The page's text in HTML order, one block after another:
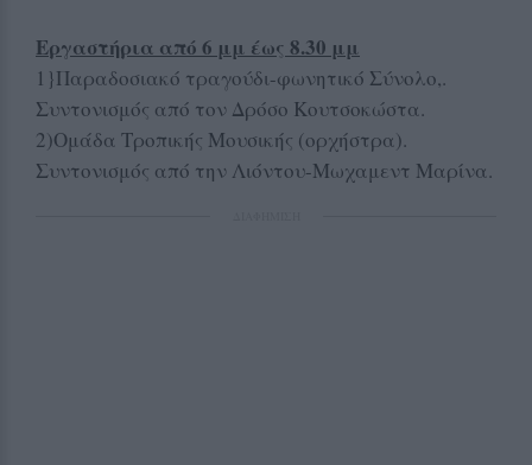
Εργαστήρια από 6 μμ έως 8.30 μμ
1}Παραδοσιακό τραγούδι-φωνητικό Σύνολο,.
Συντονισμός από τον Δρόσο Κουτσοκώστα.
2)Ομάδα Τροπικής Μουσικής (ορχήστρα).
Συντονισμός από την Λιόντου-Μωχαμεντ Μαρίνα.